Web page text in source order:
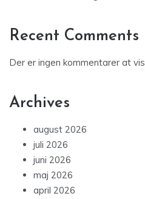
Recent Comments
Der er ingen kommentarer at
Archives
august 2026
juli 2026
juni 2026
maj 2026
april 2026